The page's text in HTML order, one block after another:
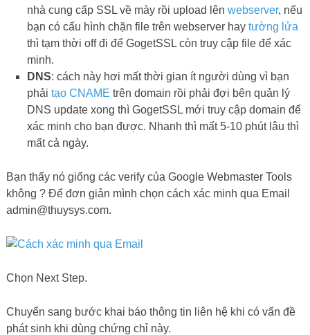
nhà cung cấp SSL về mày rồi upload lênwebserver, nếu
bạn có cấu hình chặn file trên webserver haytường lửa
thì tạm thời off đi để GogetSSL còn truy cập file để xác
minh.
DNS: cách này hơi mất thời gian ít người dùng vì bạn
phảitạo CNAME trên domain rồi phải đợi bên quản lý
DNS update xong thì GogetSSL mới truy cập domain để
xác minh cho bạn được. Nhanh thì mất 5-10 phút lâu thì
mất cả ngày.
Bạn thấy nó giống các verify của Google Webmaster Tools
không ? Để đơn giản mình chọn cách xác minh qua Email
admin@thuysys.com.
Chọn Next Step.
Chuyển sang bước khai báo thông tin liên hệ khi có vấn đề
phát sinh khi dùng chứng chỉ này.